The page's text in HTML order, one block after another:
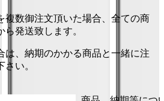
複数御注文頂いた場合、全ての商
発送致します。
は、納期のかかる商品と一緒に注
い。